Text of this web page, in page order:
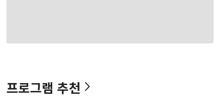
프로그램 추천